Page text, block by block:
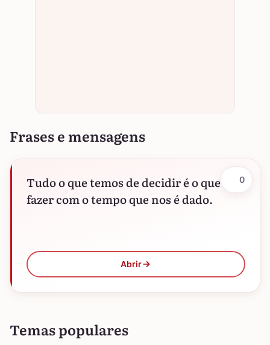
Frases e mensagens
Tudo o que temos de decidir é o que
fazer com o tempo que nos é dado.
Abrir
0
Temas populares